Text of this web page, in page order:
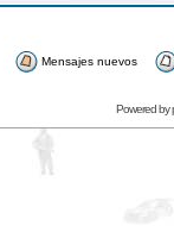
Mensajes nuevos
Powered by